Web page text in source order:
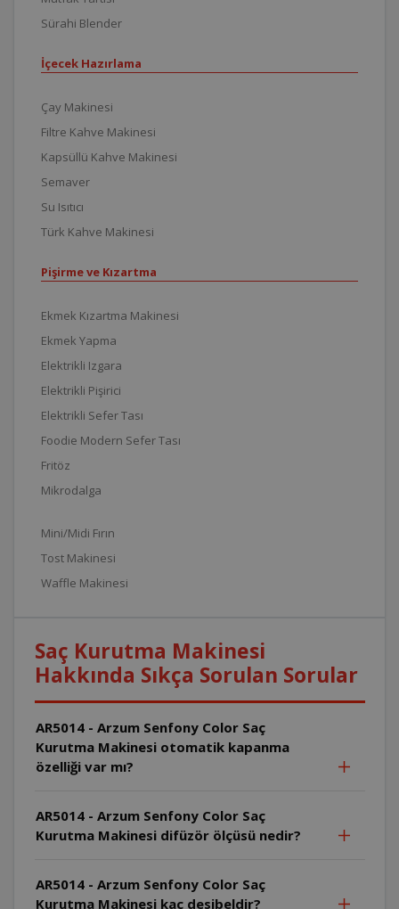
Sürahi Blender
İçecek Hazırlama
Çay Makinesi
Filtre Kahve Makinesi
Kapsüllü Kahve Makinesi
Semaver
Su Isıtıcı
Türk Kahve Makinesi
Pişirme ve Kızartma
Ekmek Kızartma Makinesi
Ekmek Yapma
Elektrikli Izgara
Elektrikli Pişirici
Elektrikli Sefer Tası
Foodie Modern Sefer Tası
Fritöz
Mikrodalga
Mini/Midi Fırın
Tost Makinesi
Waffle Makinesi
Saç Kurutma Makinesi
Hakkında Sıkça Sorulan Sorular
AR5014 - Arzum Senfony Color Saç
Kurutma Makinesi otomatik kapanma
özelliği var mı?
AR5014 - Arzum Senfony Color Saç
Kurutma Makinesi difüzör ölçüsü nedir?
AR5014 - Arzum Senfony Color Saç
Kurutma Makinesi kaç desibeldir?